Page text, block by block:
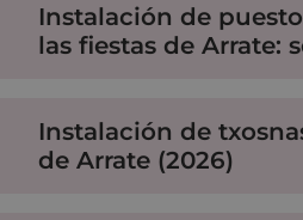
Instalación de
las fiestas de Arrate:
Instalación de
de Arrate (2026)